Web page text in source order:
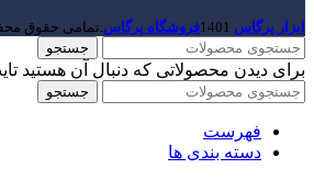
ابزار پرگاس 1401فروشگاه پرگاس.تمامی حقوق
جستجو
برای دیدن محصولاتی که دنبال آن هستید
جستجو
فهرست
دسته بندی ها